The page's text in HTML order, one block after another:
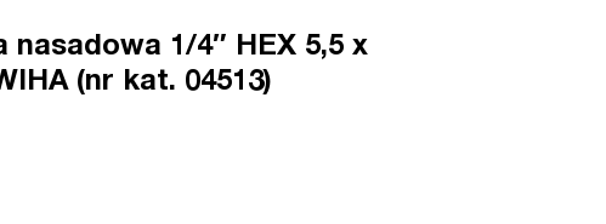
1/4″ HEX 5,5 x
(nr kat. 04513)